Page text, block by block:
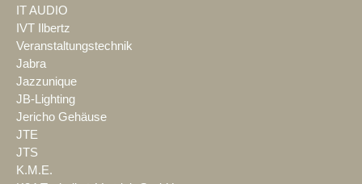
IT AUDIO
IVT Ilbertz
Veranstaltungstechnik
Jabra
Jazzunique
JB-Lighting
Jericho Gehäuse
JTE
JTS
K.M.E.